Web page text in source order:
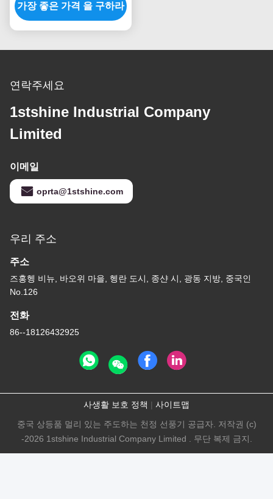
리모컨
가장 좋은 가격 을 구하라
연락주세요
1stshine Industrial Company
Limited
이메일
oprta@1stshine.com
우리 주소
주소
즈홍헹 비뉴, 바오위 마을, 헹란 도시, 종샨 시, 광동 지방, 중국인
No.126
전화
86--18126432925
사생활 보호 정책 | 사이트맵
중국 상등품 멀리 있는 주도하는 천정 선풍기 공급자. 저작권 (c)
-2026 1stshine Industrial Company Limited . 무단 복제 금지.